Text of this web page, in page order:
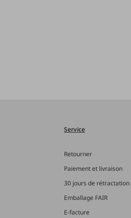
Service
Retourner
Paiement et livraison
30 jours de rétractation
Emballage FAIR
E-facture